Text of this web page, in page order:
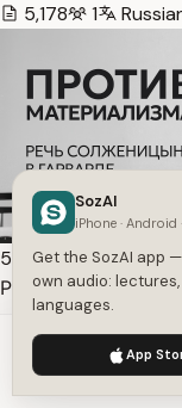
5,178
1
50:16
Речь Солженицына
— Transcript
SLOVO
4,651
1
We use cookies to
SozAI
iPhone · Android
Get the SozAI app
own audio:
languages.
App